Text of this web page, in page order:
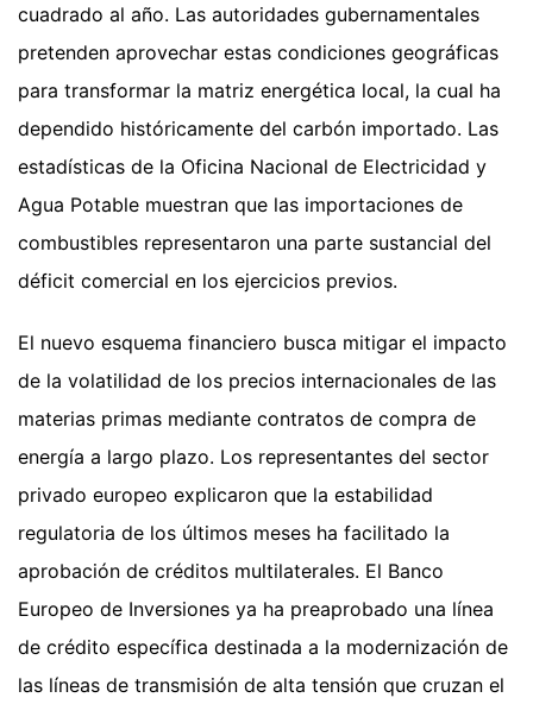
cuadrado al año. Las autoridades gubernamentales
pretenden aprovechar estas condiciones geográficas
para transformar la matriz energética local, la cual ha
dependido históricamente del carbón importado. Las
estadísticas de la Oficina Nacional de Electricidad y
Agua Potable muestran que las importaciones de
combustibles representaron una parte sustancial del
déficit comercial en los ejercicios previos.
El nuevo esquema financiero busca mitigar el impacto
de la volatilidad de los precios internacionales de las
materias primas mediante contratos de compra de
energía a largo plazo. Los representantes del sector
privado europeo explicaron que la estabilidad
regulatoria de los últimos meses ha facilitado la
aprobación de créditos multilaterales. El Banco
Europeo de Inversiones ya ha preaprobado una línea
de crédito específica destinada a la modernización de
las líneas de transmisión de alta tensión que cruzan el